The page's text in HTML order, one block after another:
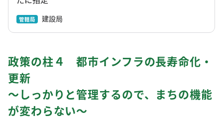
管轄局 建設局
政策の柱４ 都市インフラの長寿命化・
更新
～しっかりと管理するので、まちの機能
が変わらない～